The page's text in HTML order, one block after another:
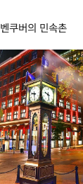
벤쿠버의 민속촌